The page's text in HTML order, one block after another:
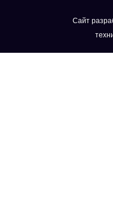
Сайт